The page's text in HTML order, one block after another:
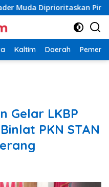
Pimpin Struktur
Kaltim Daerah
Gelar LKBP
PKN STAN